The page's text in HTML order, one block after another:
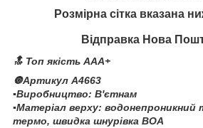
Розмірна сітка вказана
Відправка Нова
🔝 Топ якість AAA+
🔘Артикул А4663
▪️Виробництво: В'єтнам
▪️Матеріал верху: водонепроникний
термо, швидка шнурівка BOA